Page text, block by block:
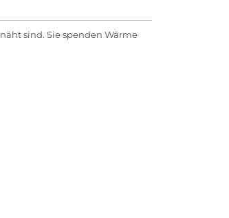
sind. Sie spenden Wärme